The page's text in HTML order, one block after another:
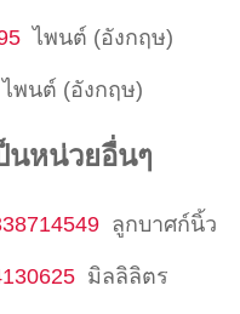
ไพนต์ (อังกฤษ)
ไพนต์ (อังกฤษ)
นหน่วยอื่นๆ
ลูกบาศก์นิ้ว
มิลลิลิตร